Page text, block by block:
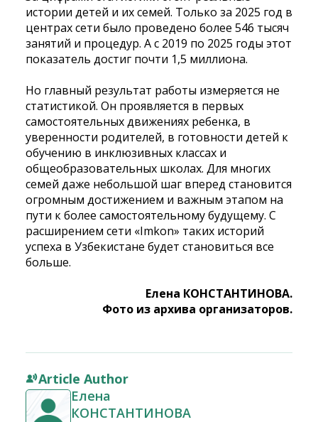
истории детей и их семей. Только за 2025 год в
центрах сети было проведено более 546 тысяч
занятий и процедур. А с 2019 по 2025 годы этот
показатель достиг почти 1,5 миллиона.
Но главный результат работы измеряется не
статистикой. Он проявляется в первых
самостоятельных движениях ребенка, в
уверенности родителей, в готовности детей к
обучению в инклюзивных классах и
общеобразовательных школах. Для многих
семей даже небольшой шаг вперед становится
огромным достижением и важным этапом на
пути к более самостоятельному будущему. С
расширением сети «Imkon» таких историй
успеха в Узбекистане будет становиться все
больше.
Елена КОНСТАНТИНОВА.
Фото из архива организаторов.
Article Author
Елена
КОНСТАНТИНОВА